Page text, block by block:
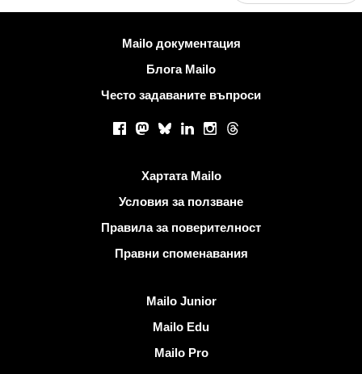
Повече информацияMailo документация
Блога Mailo
Често задаваните въпроси
Facebook
Mastodon
BlueskyLinkedInInstagram
Threads
Хартата Mailo
Условия за ползване
Правила за поверителност
Правни споменавания
Mailo Junior
Mailo Edu
Mailo Pro